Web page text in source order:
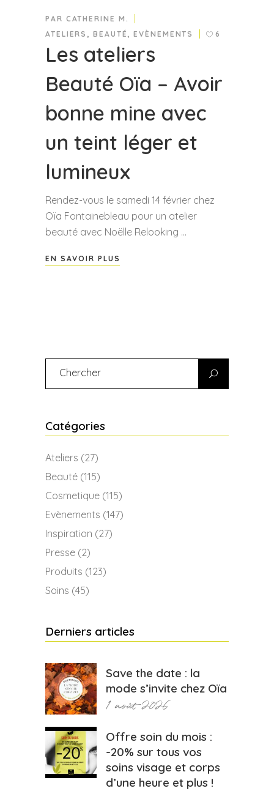
PAR CATHERINE M.
ATELIERS ,BEAUTÉ ,EVÈNEMENTS 6
Les ateliers
Beauté Oïa – Avoir
bonne mine avec
un teint léger et
lumineux
Rendez-vous le samedi 14 février chez
Oïa Fontainebleau pour un atelier
beauté avec Noëlle Relooking
EN SAVOIR PLUS
Search
Catégories
Ateliers (27)
Beauté (115)
Cosmetique (115)
Evènements (147)
Inspiration (27)
Presse (2)
Produits (123)
Soins (45)
Derniers articles
Save the date : la
mode s’invite chez Oïa
1 août 2026
Offre soin du mois :
-20% sur tous vos
soins visage et corps
d’une heure et plus !